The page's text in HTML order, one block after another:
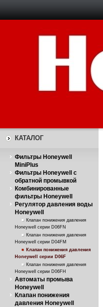
КАТАЛОГ
Фильтры Honeywell
MiniPlus
Фильтры Honeywell с
обратной промывкой
Комбинированные
фильтры Honeywell
Регулятор давления воды
Honeywell
Клапан понижения давления
Honeywell серии D06FN
Клапан понижения давления
Honeywell серии D04FM
Клапан понижения давления
Honeywell серии D06F
Клапан понижения давления
Honeywell серии D06FH
Автоматы промыва
Honeywell
Клапан понижения
давления Honeywell